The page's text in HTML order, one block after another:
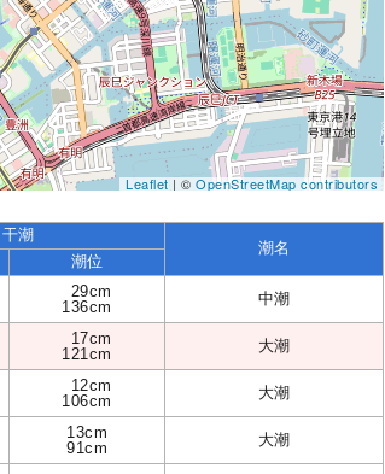
Leaflet| ©OpenStreetMap contributors
干潮
潮名
潮位
29cm
136cm
中潮
17cm
121cm
大潮
12cm
106cm
大潮
13cm
91cm
大潮